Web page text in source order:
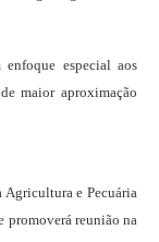
especial aos
maior aproximação
Agricultura e Pecuária
promoverá reunião na